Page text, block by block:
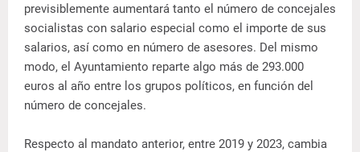
previsiblemente aumentará tanto el número de concejales
socialistas con salario especial como el importe de sus
salarios, así como en número de asesores. Del mismo
modo, el Ayuntamiento reparte algo más de 293.000
euros al año entre los grupos políticos, en función del
número de concejales.
Respecto al mandato anterior, entre 2019 y 2023, cambia